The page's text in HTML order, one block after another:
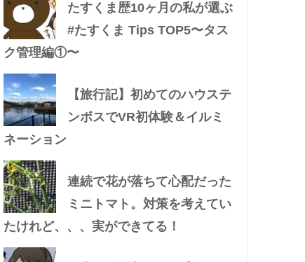
たすくま歴10ヶ月の私が選ぶ
#たすくま Tips TOP5〜タス
ク管理編①〜
【旅行記】初めてのハウステ
ンボスでVR初体験＆イルミ
ネーション
連続で花が落ちて心配だった
ミニトマト。対策を考えてい
たけれど、、、実ができてる！